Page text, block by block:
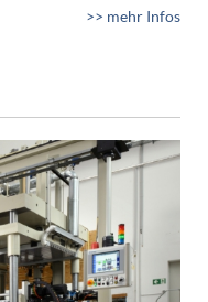
>> mehr Infos